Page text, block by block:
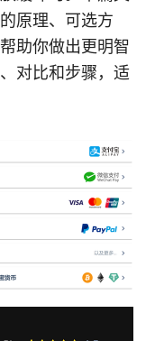
原理、可选方
助你做出更明智
对比和步骤，适